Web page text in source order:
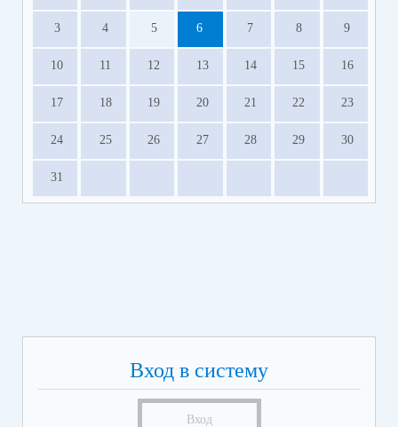
3 4 5 6 7 8 9
10 11 12 13 14 15 16
17 18 19 20 21 22 23
24 25 26 27 28 29 30
31
Вход в систему
Вход